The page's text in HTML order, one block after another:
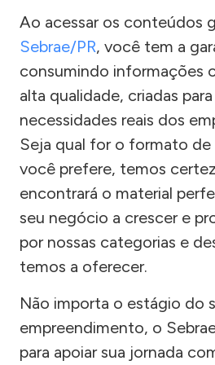
Ao acessar os conteúdos
Sebrae/PR, você tem a
consumindo informações
alta qualidade, criadas
necessidades reais dos
Seja qual for o formato
você prefere, temos
encontrará o material
seu negócio a crescer e
por nossas categorias e
temos a oferecer.
Não importa o estágio do
empreendimento, o
para apoiar sua jornada